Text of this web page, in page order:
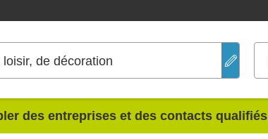
de décoration
des entreprises et des contacts